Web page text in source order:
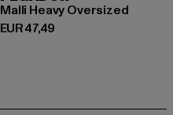
Malli Heavy Oversized
EUR 47,49
Derzeitiger Preis: EUR 47,49